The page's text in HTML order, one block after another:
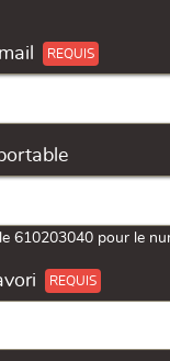
610203040 pour le